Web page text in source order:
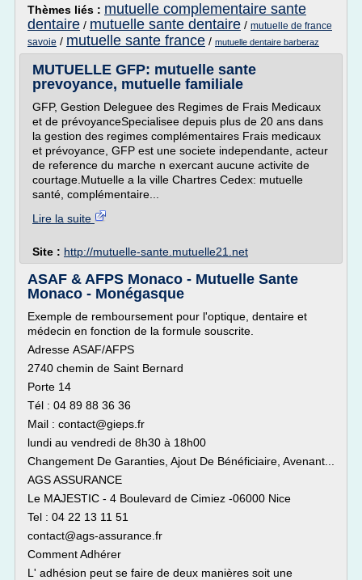
Thèmes liés : mutuelle complementaire sante
dentaire / mutuelle sante dentaire / mutuelle de france
savoie / mutuelle sante france / mutuelle dentaire barberaz
MUTUELLE GFP: mutuelle sante
prevoyance, mutuelle familiale
GFP, Gestion Deleguee des Regimes de Frais Medicaux
et de prévoyanceSpecialisee depuis plus de 20 ans dans
la gestion des regimes complémentaires Frais medicaux
et prévoyance, GFP est une societe independante, acteur
de reference du marche n exercant aucune activite de
courtage.Mutuelle a la ville Chartres Cedex: mutuelle
santé, complémentaire...
Lire la suite
Site : http://mutuelle-sante.mutuelle21.net
ASAF & AFPS Monaco - Mutuelle Sante
Monaco - Monégasque
Exemple de remboursement pour l'optique, dentaire et
médecin en fonction de la formule souscrite.
Adresse ASAF/AFPS
2740 chemin de Saint Bernard
Porte 14
Tél : 04 89 88 36 36
Mail : contact@gieps.fr
lundi au vendredi de 8h30 à 18h00
Changement De Garanties, Ajout De Bénéficiaire, Avenant...
AGS ASSURANCE
Le MAJESTIC - 4 Boulevard de Cimiez -06000 Nice
Tel : 04 22 13 11 51
contact@ags-assurance.fr
Comment Adhérer
L' adhésion peut se faire de deux manières soit une